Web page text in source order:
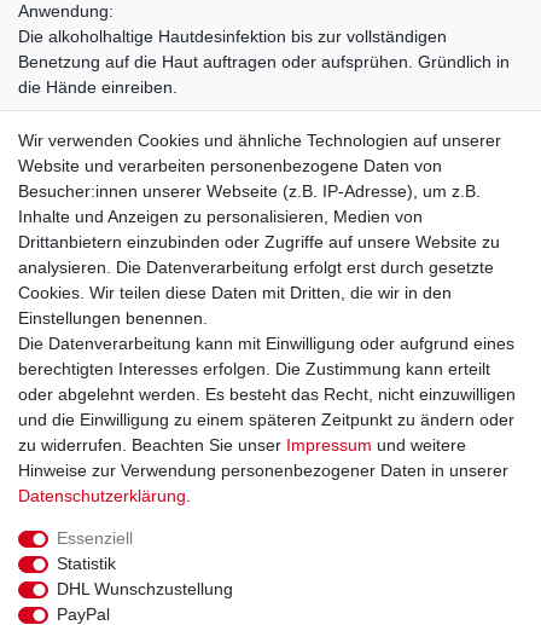
Anwendung:
Die alkoholhaltige Hautdesinfektion bis zur vollständigen
Benetzung auf die Haut auftragen oder aufsprühen. Gründlich in
die Hände einreiben.
Propan-2-ol, Propan-1-ol, Glycerin, Duftstoffe, keimfreies Wasser.
N-31885 zugelassen zur Desinfektion
Sicherheitshinweiß:
Nicht in Augen sprühen, verursacht schwere Augenreizungen und
kann Schläfrigkeit und Benommenheit verursachen. Darf nicht in
die Hände von Kindern gelangen. Bei Kontakt mit den Augen:
einige Minuten behutsam mit Wasser spülen. Bei anhaltender
Augenreizung: Ärztlichen Rat einholen.
Schnelle Lieferung
Ab 49,00€ Kostenloser Versand in Deutschland
Wir verwenden Cookies und ähnliche Technologien auf unserer
Website und verarbeiten personenbezogene Daten von
Besucher:innen unserer Webseite (z.B. IP-Adresse), um z.B.
Inhalte und Anzeigen zu personalisieren, Medien von
Drittanbietern einzubinden oder Zugriffe auf unsere Website zu
analysieren. Die Datenverarbeitung erfolgt erst durch gesetzte
Cookies. Wir teilen diese Daten mit Dritten, die wir in den
Einstellungen benennen.
Die Datenverarbeitung kann mit Einwilligung oder aufgrund eines
berechtigten Interesses erfolgen. Die Zustimmung kann erteilt
oder abgelehnt werden. Es besteht das Recht, nicht einzuwilligen
und die Einwilligung zu einem späteren Zeitpunkt zu ändern oder
zu widerrufen. Beachten Sie unser Impressum und weitere
Hinweise zur Verwendung personenbezogener Daten in unserer
Daten­schutz­erklärung
Essenziell
Statistik
DHL Wunschzustellung
PayPal